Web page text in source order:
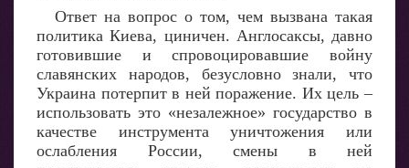
Ответ на вопрос о том, чем вызвана такая
политика Киева, циничен. Англосаксы, давно
готовившие и спровоцировавшие войну
славянских народов, безусловно знали, что
Украина потерпит в ней поражение. Их цель –
использовать это «незалежное» государство в
качестве инструмента уничтожения или
ослабления России, смены в ней